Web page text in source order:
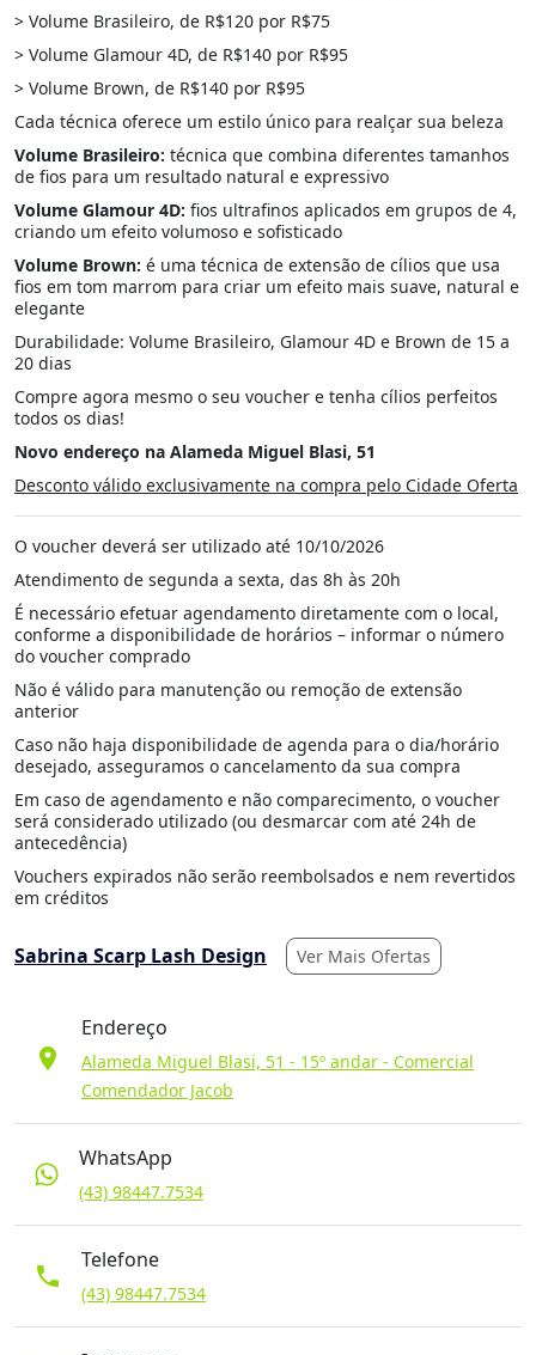
> Volume Brasileiro, de R$120 por R$75
> Volume Glamour 4D, de R$140 por R$95
> Volume Brown, de R$140 por R$95
Cada técnica oferece um estilo único para realçar sua beleza
Volume Brasileiro: técnica que combina diferentes tamanhos
de fios para um resultado natural e expressivo
Volume Glamour 4D: fios ultrafinos aplicados em grupos de 4,
criando um efeito volumoso e sofisticado
Volume Brown: é uma técnica de extensão de cílios que usa
fios em tom marrom para criar um efeito mais suave, natural e
elegante
Durabilidade: Volume Brasileiro, Glamour 4D e Brown de 15 a
20 dias
Compre agora mesmo o seu voucher e tenha cílios perfeitos
todos os dias!
Novo endereço na Alameda Miguel Blasi, 51
Desconto válido exclusivamente na compra pelo Cidade Oferta
O voucher deverá ser utilizado até 10/10/2026
Atendimento de segunda a sexta, das 8h às 20h
É necessário efetuar agendamento diretamente com o local,
conforme a disponibilidade de horários – informar o número
do voucher comprado
Não é válido para manutenção ou remoção de extensão
anterior
Caso não haja disponibilidade de agenda para o dia/horário
desejado, asseguramos o cancelamento da sua compra
Em caso de agendamento e não comparecimento, o voucher
será considerado utilizado (ou desmarcar com até 24h de
antecedência)
Vouchers expirados não serão reembolsados e nem revertidos
em créditos
Sabrina Scarp Lash Design Ver Mais Ofertas
location_on
Endereço
Alameda Miguel Blasi, 51 - 15º andar - Comercial
Comendador Jacob
WhatsApp
(43) 98447.7534
phone
Telefone
(43) 98447.7534